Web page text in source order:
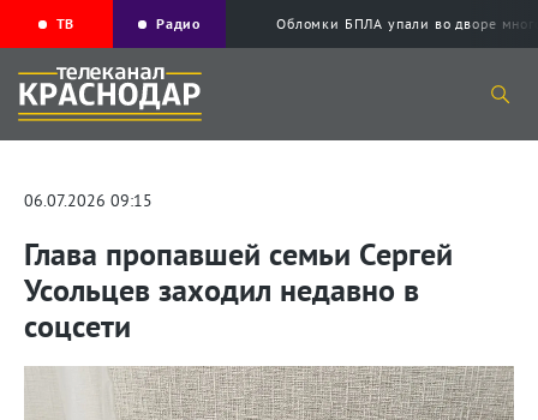
ТВ Радио Обломки БПЛА упали во дворе
06.07.2026 09:15
Глава пропавшей семьи Сергей
Усольцев заходил недавно в
соцсети